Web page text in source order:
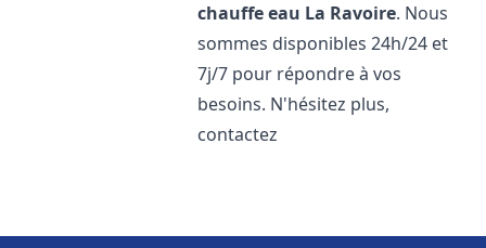
chauffe eau La Ravoire. Nous
sommes disponibles 24h/24 et
7j/7 pour répondre à vos
besoins. N'hésitez plus,
contactez